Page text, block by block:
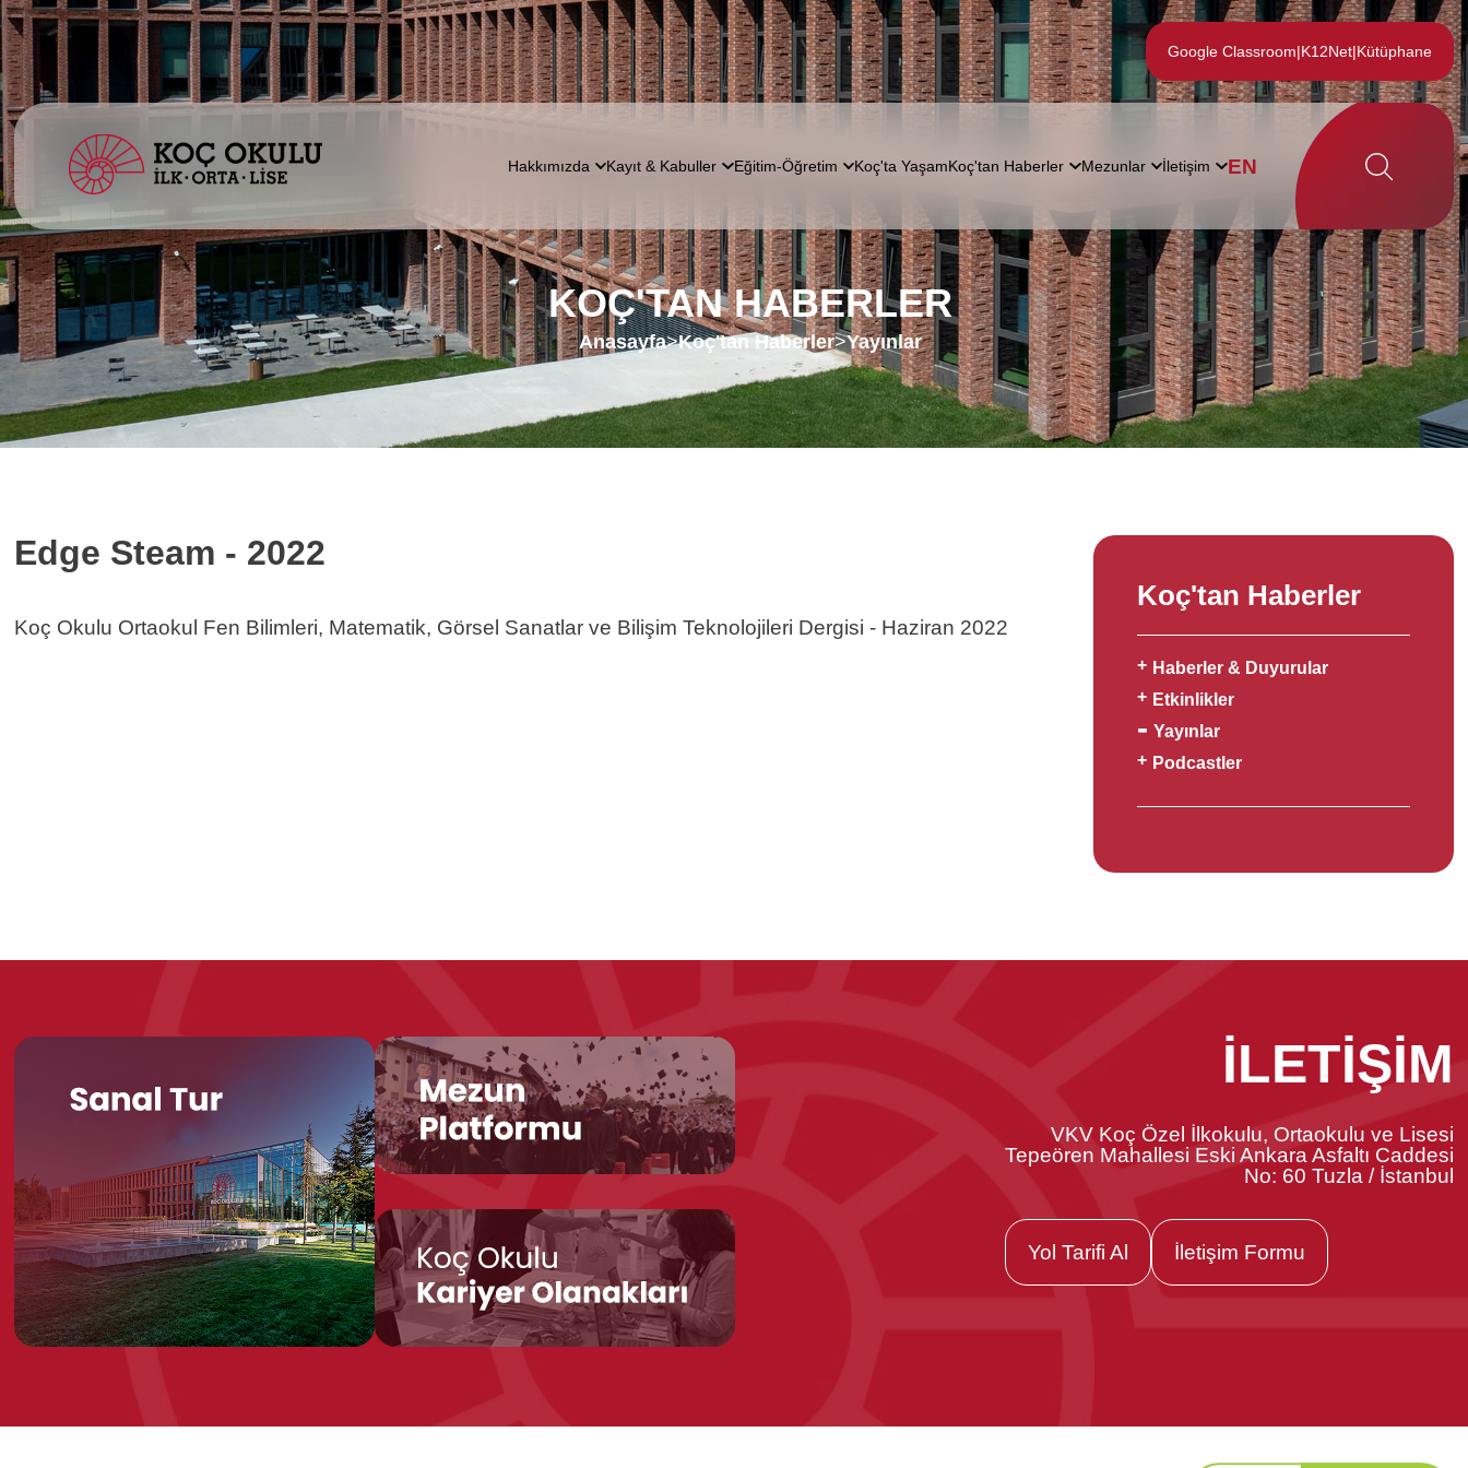
Google Classroom|K12Net|Kütüphane
Hakkımızda Kayıt & Kabuller Eğitim-Öğretim Koç'ta YaşamKoç'tan Haberler Mezunlar İletişim EN
KOÇ'TAN HABERLER
Anasayfa>Koç'tan Haberler>Yayınlar
Edge Steam - 2022
Koç Okulu Ortaokul Fen Bilimleri, Matematik, Görsel Sanatlar ve Bilişim Teknolojileri Dergisi - Haziran 2022
Koç'tan Haberler
Haberler & Duyurular
Etkinlikler
Yayınlar
Podcastler
İLETİŞİM
VKV Koç Özel İlkokulu, Ortaokulu ve Lisesi
Tepeören Mahallesi Eski Ankara Asfaltı Caddesi
No: 60 Tuzla / İstanbul
Yol Tarifi Al İletişim Formu